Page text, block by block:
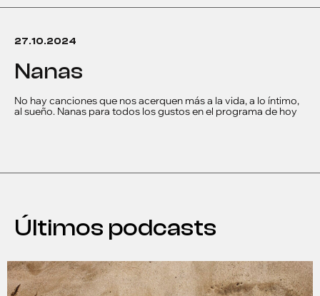
27.10.2024
nanas
No hay canciones que nos acerquen más a la vida, a lo íntimo,
al sueño. Nanas para todos los gustos en el programa de hoy
Últimos podcasts